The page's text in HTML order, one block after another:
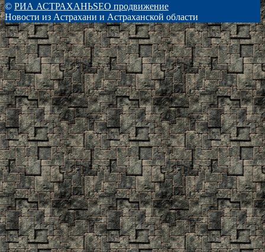
© РИА АСТРАХАНЬSEO продвижение
Новости из Астрахани и Астраханской области